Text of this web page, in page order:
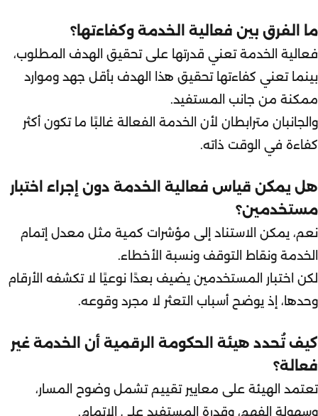
ما الفرق بين فعالية الخدمة وكفاءتها؟
فعالية الخدمة تعني قدرتها على تحقيق الهدف المطلوب،
بينما تعني كفاءتها تحقيق هذا الهدف بأقل جهد وموارد
ممكنة من جانب المستفيد.
والجانبان مترابطان لأن الخدمة الفعالة غالبًا ما تكون أكثر
كفاءة في الوقت ذاته.
هل يمكن قياس فعالية الخدمة دون إجراء اختبار
مستخدمين؟
نعم، يمكن الاستناد إلى مؤشرات كمية مثل معدل إتمام
الخدمة ونقاط التوقف ونسبة الأخطاء.
لكن اختبار المستخدمين يضيف بعدًا نوعيًا لا تكشفه الأرقام
وحدها، إذ يوضح أسباب التعثر لا مجرد وقوعه.
كيف تُحدد هيئة الحكومة الرقمية أن الخدمة غير
فعالة؟
تعتمد الهيئة على معايير تقييم تشمل وضوح المسار،
وسهولة الفهم، وقدرة المستفيد على الإتمام.